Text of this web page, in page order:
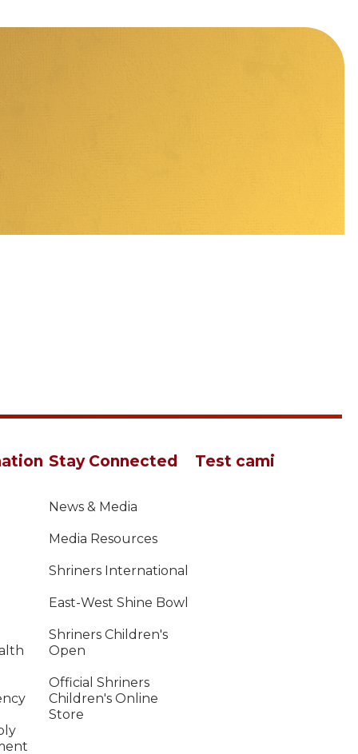
Stay Connected
News & Media
Media Resources
Shriners International
East-West Shine Bowl
Shriners Children's
Open
Official Shriners
Children's Online
Store
Test cami